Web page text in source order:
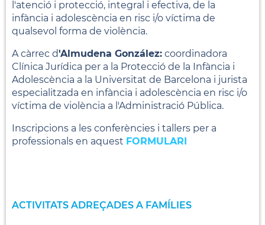
l'atenció i protecció, integral i efectiva, de la
infància i adolescència en risc i/o víctima de
qualsevol forma de violència.
A càrrec d'Almudena González: coordinadora
Clínica Jurídica per a la Protecció de la Infància i
Adolescència a la Universitat de Barcelona i jurista
especialitzada en infància i adolescència en risc i/o
víctima de violència a l'Administració Pública.
Inscripcions a les conferències i tallers per a
professionals en aquest FORMULARI
ACTIVITATS ADREÇADES A FAMÍLIES